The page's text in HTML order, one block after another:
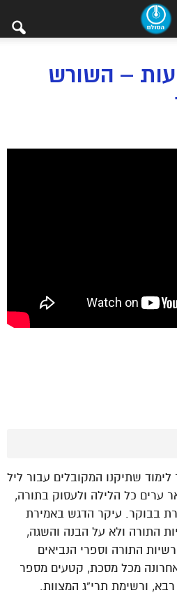
– השורש
שתיקנו המקובלים עבור ליל
ערים כל הלילה ולעסוק בתורה,
בבוקר. עיקר הדגש באמירת
התורה ולא על הבנה והשגה,
התורה וספרי הנביאים
מכל מסכת, קטעים מספר
ורשימת תרי”ג המצוות.